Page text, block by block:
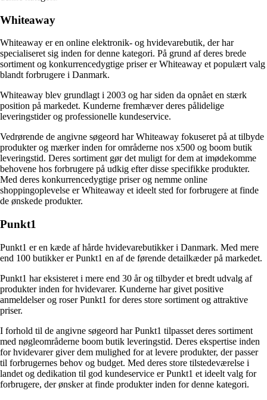
Whiteaway
Whiteaway er en online elektronik- og hvidevarebutik, der har
specialiseret sig inden for denne kategori. På grund af deres brede
sortiment og konkurrencedygtige priser er Whiteaway et populært valg
blandt forbrugere i Danmark.
Whiteaway blev grundlagt i 2003 og har siden da opnået en stærk
position på markedet. Kunderne fremhæver deres pålidelige
leveringstider og professionelle kundeservice.
Vedrørende de angivne søgeord har Whiteaway fokuseret på at tilbyde
produkter og mærker inden for områderne nos x500 og boom butik
leveringstid. Deres sortiment gør det muligt for dem at imødekomme
behovene hos forbrugere på udkig efter disse specifikke produkter.
Med deres konkurrencedygtige priser og nemme online
shoppingoplevelse er Whiteaway et ideelt sted for forbrugere at finde
de ønskede produkter.
Punkt1
Punkt1 er en kæde af hårde hvidevarebutikker i Danmark. Med mere
end 100 butikker er Punkt1 en af de førende detailkæder på markedet.
Punkt1 har eksisteret i mere end 30 år og tilbyder et bredt udvalg af
produkter inden for hvidevarer. Kunderne har givet positive
anmeldelser og roser Punkt1 for deres store sortiment og attraktive
priser.
I forhold til de angivne søgeord har Punkt1 tilpasset deres sortiment
med nøgleområderne boom butik leveringstid. Deres ekspertise inden
for hvidevarer giver dem mulighed for at levere produkter, der passer
til forbrugernes behov og budget. Med deres store tilstedeværelse i
landet og dedikation til god kundeservice er Punkt1 et ideelt valg for
forbrugere, der ønsker at finde produkter inden for denne kategori.